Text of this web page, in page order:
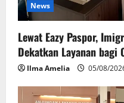
News
Lewat Eazy Paspor,
Dekatkan Layanan bagi
Ilma Amelia 05/08/